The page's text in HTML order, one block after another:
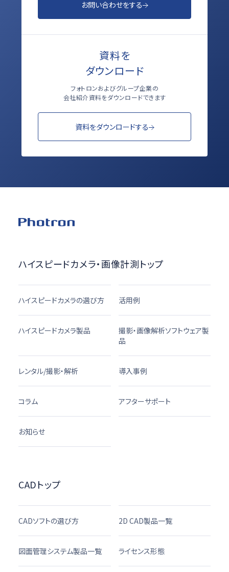
お問い合わせをする
資料を
ダウンロード
フォトロンおよびグループ企業の
会社紹介資料をダウンロードできます
資料をダウンロードする
ハイスピードカメラ・画像計測トップ
ハイスピードカメラの選び方 活用例
ハイスピードカメラ製品
撮影・画像解析ソフトウェア製
品
レンタル/撮影・解析 導入事例
コラム アフターサポート
お知らせ
CADトップ
CADソフトの選び方 2D CAD製品一覧
図面管理システム製品一覧 ライセンス形態